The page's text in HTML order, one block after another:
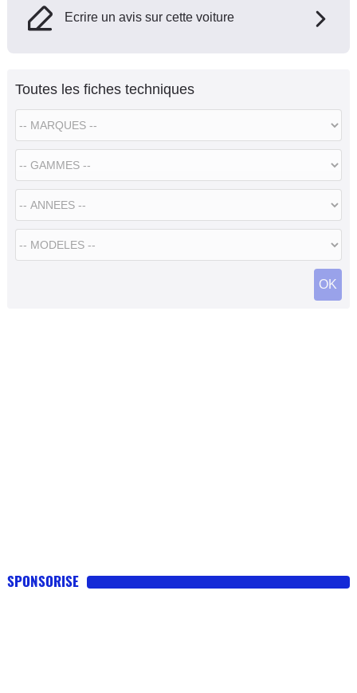
Ecrire un avis sur cette voiture
Toutes les fiches techniques
SPONSORISE